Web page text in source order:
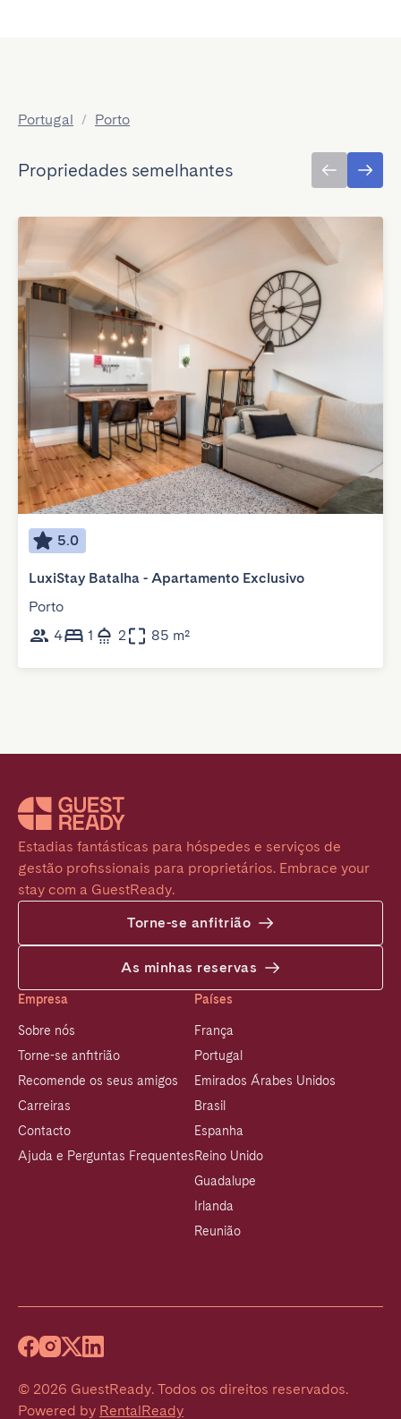
Portugal / Porto
Propriedades semelhantes
5.0
LuxiStay Batalha - Apartamento Exclusivo
Porto
4
1 2 85 m²
Estadias fantásticas para hóspedes e serviços de
gestão profissionais para proprietários. Embrace your
stay com a GuestReady.
Torne-se anfitrião
As minhas reservas
Empresa
Sobre nós
Torne-se anfitrião
Recomende os seus amigos
Carreiras
Contacto
Ajuda e Perguntas Frequentes
Países
França
Portugal
Emirados Árabes Unidos
Brasil
Espanha
Reino Unido
Guadalupe
Irlanda
Reunião
© 2026 GuestReady. Todos os direitos reservados.
Powered by RentalReady